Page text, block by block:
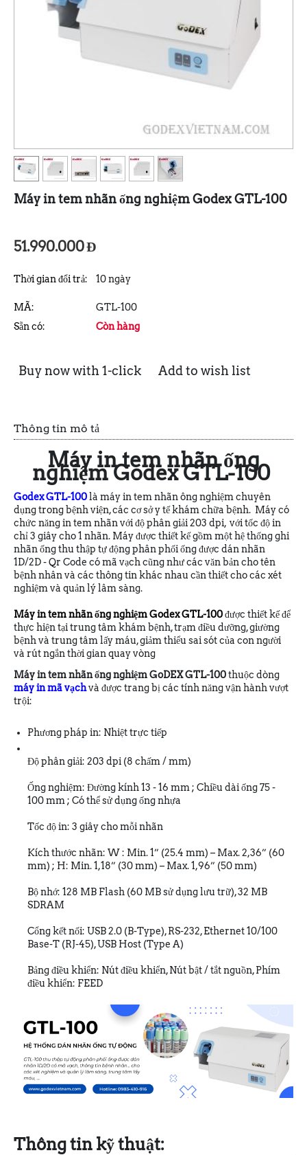
Máy in tem nhãn ống nghiệm Godex GTL-100
51.990.000Đ
Thời gian đổi trả: 10 ngày
MÃ:
GTL-100
Sẵn có:
Còn hàng
Buy now with 1-click Add to wish list
Thông tin mô tả
Máy in tem nhãn ống
nghiệm Godex GTL-100
Godex GTL-100 là máy in tem nhãn ông nghiệm chuyên
dụng trong bệnh viện, các cơ sở y tế khám chữa bệnh. Máy có
chức năng in tem nhãn với độ phân giải 203 dpi, với tốc độ in
chỉ 3 giây cho 1 nhãn. Máy được thiết kế gồm một hệ thống ghi
nhãn ống thu thập tự động phân phối ống được dán nhãn
1D/2D - Qr Code có mã vạch cũng như các văn bản cho tên
bệnh nhân và các thông tin khác nhau cần thiết cho các xét
nghiệm và quản lý lâm sàng.
Máy in tem nhãn ống nghiệm Godex GTL-100được thiết kế để
thực hiện tại trung tâm khám bệnh, trạm điều dưỡng, giường
bệnh và trung tâm lấy máu, giảm thiểu sai sót của con người
và rút ngắn thời gian quay vòng
Máy in tem nhãn ống nghiệm GoDEX GTL-100thuộc dòng
máy in mã vạchvà được trang bị các tính năng vận hành vượt
trội:
Phương pháp in: Nhiệt trực tiếp
Độ phân giải: 203 dpi (8 chấm / mm)
Ống nghiệm: Đường kính 13 - 16 mm ; Chiều dài ống 75 -
100 mm ; Có thể sử dụng ống nhựa
Tốc độ in: 3 giây cho mỗi nhãn
Kích thước nhãn: W : Min. 1” (25.4 mm) – Max. 2,36” (60
mm) ; H: Min. 1,18” (30 mm) – Max. 1,96” (50 mm)
Bộ nhớ: 128 MB Flash (60 MB sử dụng lưu trữ), 32 MB
SDRAM
Cổng kết nối: USB 2.0 (B-Type), RS-232, Ethernet 10/100
Base-T (RJ-45), USB Host (Type A)
Bảng điều khiển: Nút điều khiển, Nút bật / tắt nguồn, Phím
điều khiển: FEED
Thông tin kỹ thuật: